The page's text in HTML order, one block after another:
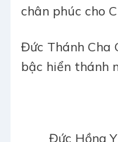
chân phúc cho
Đức Thánh Cha
bậc hiển thánh
Đức Hồng